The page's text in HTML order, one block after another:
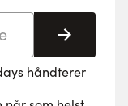
håndterer